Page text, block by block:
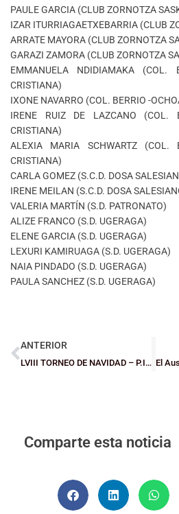
PAULE GARCIA (CLUB ZORNOTZA
IZAR ITURRIAGAETXEBARRIA (CLUB
ARRATE MAYORA (CLUB ZORNOTZA
GARAZI ZAMORA (CLUB ZORNOTZA
EMMANUELA NDIDIAMAKA (COL.
CRISTIANA)
IXONE NAVARRO (COL. BERRIO -
IRENE RUIZ DE LAZCANO (COL.
CRISTIANA)
ALEXIA MARIA SCHWARTZ (COL.
CRISTIANA)
CARLA GOMEZ (S.C.D. DOSA
IRENE MEILAN (S.C.D. DOSA
VALERIA MARTÍN (S.D. PATRONATO)
ALIZE FRANCO (S.D. UGERAGA)
ELENE GARCIA (S.D. UGERAGA)
LEXURI KAMIRUAGA (S.D. UGERAGA)
NAIA PINDADO (S.D. UGERAGA)
PAULA SANCHEZ (S.D. UGERAGA)
ANTERIOR
LVIII TORNEO DE NAVIDAD – P.I.N.– RURAL KUTXA / XX TORNEO DE NAVIDAD B.E.C. 2024/2025 – Campeones
Comparte esta noticia